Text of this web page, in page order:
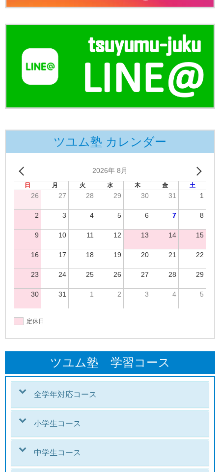
ツユム塾 カレンダー
2026年 8月
日 月 火 水 木 金 土
26 27 28 29 30 31 1
2 3 4 5 6 7 8
9 10 11 12 13 14 15
16 17 18 19 20 21 22
23 24 25 26 27 28 29
30 31 1 2 3 4 5
定休日
ツユム塾 学習コース
全学年対応コース
小学生コース
中学生コース